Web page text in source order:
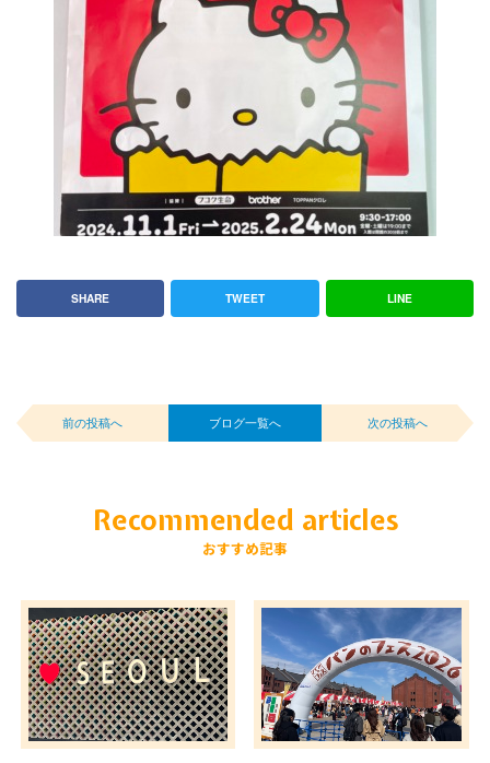
SHARE TWEET LINE
前の投稿へ ブログ一覧へ 次の投稿へ
Recommended articles
おすすめ記事